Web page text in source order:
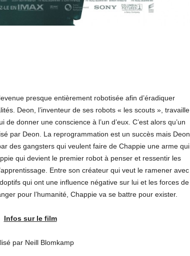
presque entièrement robotisée afin d’éradiquer
Deon, l’inventeur de ses robots « les scouts », travaille
donner une conscience à l’un d’eux. C’est alors qu’un
par Deon. La reprogrammation est un succès mais Deon
des gangsters qui veulent faire de Chappie une arme qui
qui devient le premier robot à penser et ressentir les
Entre son créateur qui veut le ramener avec
qui ont une influence négative sur lui et les forces de
pour l’humanité, Chappie va se battre pour exister.
Infos sur le film
par Neill Blomkamp